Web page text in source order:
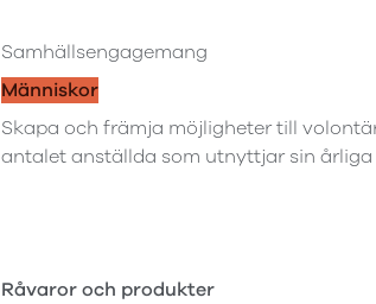
Samhällsengagemang
Människor
Skapa och främja möjligheter till
antalet anställda som utnyttjar sin årliga
Råvaror och produkter